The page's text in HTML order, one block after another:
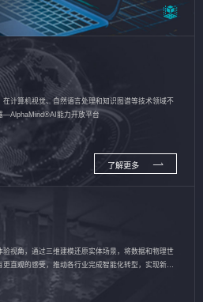
计算机视觉、自然语言处理和知识图谱等技术领域不
—AlphaMind®AI能力开放平台
了解更多
视角，通过三维建模还原实体场景，将数据和物理世
直观的感受，推动各行业完成智能化转型，实现新旧